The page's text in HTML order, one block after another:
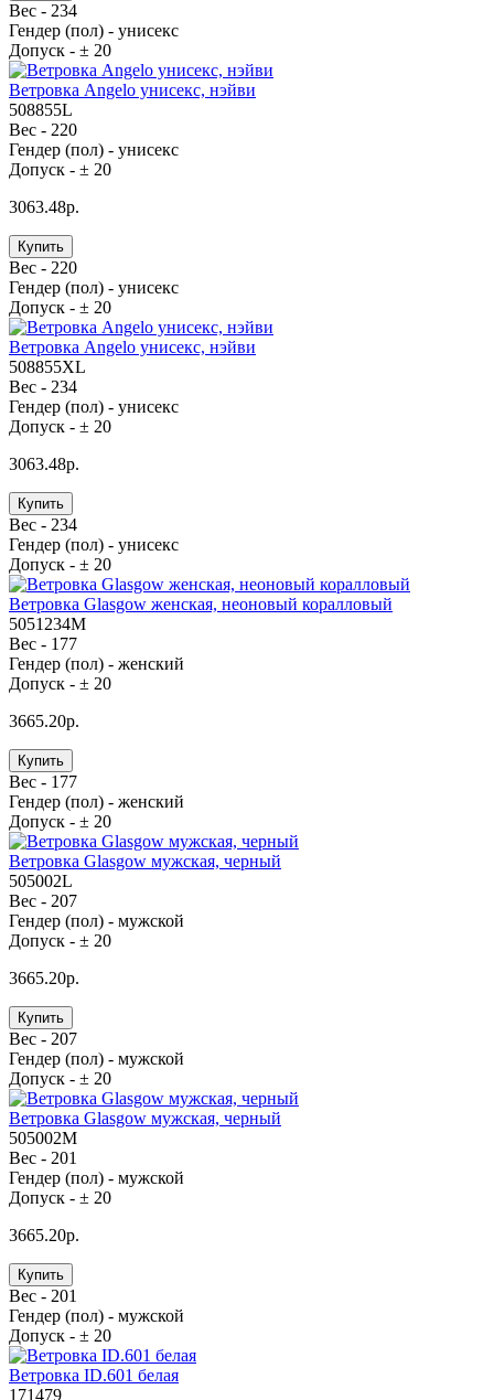
Вес - 234
Гендер (пол) - унисекс
Допуск - ± 20
Ветровка Angelo унисекс, нэйви
508855L
Вес - 220
Гендер (пол) - унисекс
Допуск - ± 20
3063.48р.
Купить
Вес - 220
Гендер (пол) - унисекс
Допуск - ± 20
Ветровка Angelo унисекс, нэйви
508855XL
Вес - 234
Гендер (пол) - унисекс
Допуск - ± 20
3063.48р.
Купить
Вес - 234
Гендер (пол) - унисекс
Допуск - ± 20
Ветровка Glasgow женская, неоновый коралловый
5051234M
Вес - 177
Гендер (пол) - женский
Допуск - ± 20
3665.20р.
Купить
Вес - 177
Гендер (пол) - женский
Допуск - ± 20
Ветровка Glasgow мужская, черный
505002L
Вес - 207
Гендер (пол) - мужской
Допуск - ± 20
3665.20р.
Купить
Вес - 207
Гендер (пол) - мужской
Допуск - ± 20
Ветровка Glasgow мужская, черный
505002M
Вес - 201
Гендер (пол) - мужской
Допуск - ± 20
3665.20р.
Купить
Вес - 201
Гендер (пол) - мужской
Допуск - ± 20
Ветровка ID.601 белая
171479